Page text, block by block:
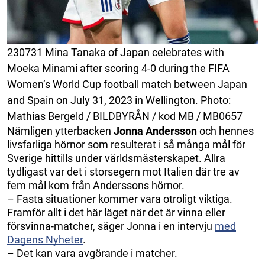
230731 Mina Tanaka of Japan celebrates with
Moeka Minami after scoring 4-0 during the FIFA
Women’s World Cup football match between Japan
and Spain on July 31, 2023 in Wellington. Photo:
Mathias Bergeld / BILDBYRÅN / kod MB / MB0657
Nämligen ytterbacken Jonna Anderssonoch hennes
livsfarliga hörnor som resulterat i så många mål för
Sverige hittills under världsmästerskapet. Allra
tydligast var det i storsegern mot Italien där tre av
fem mål kom från Anderssons hörnor.
– Fasta situationer kommer vara otroligt viktiga.
Framför allt i det här läget när det är vinna eller
försvinna-matcher, säger Jonna i en intervju med
Dagens Nyheter.
– Det kan vara avgörande i matcher.